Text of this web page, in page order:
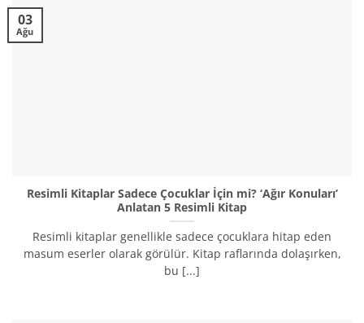
Resimli Kitaplar Sadece Çocuklar İçin mi? ‘Ağır Konuları’
Anlatan 5 Resimli Kitap
Resimli kitaplar genellikle sadece çocuklara hitap eden
masum eserler olarak görülür. Kitap raflarında dolaşırken,
bu [...]
03
Ağu